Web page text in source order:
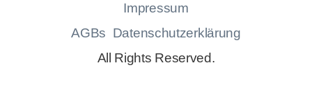
Impressum
AGBs Datenschutzerklärung
All Rights Reserved.